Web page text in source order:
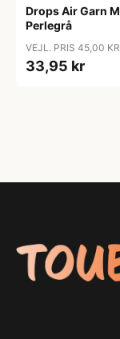
Drops Air Garn
Perlegrå
VEJL. PRIS 45,00 KR
33,95 kr